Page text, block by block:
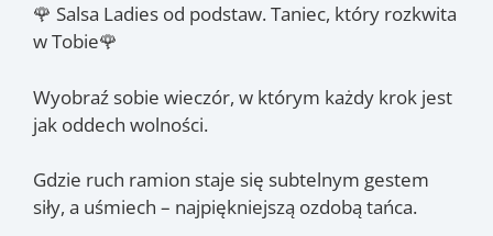
🌹 Salsa Ladies od podstaw. Taniec, który rozkwita
w Tobie🌹
Wyobraź sobie wieczór, w którym każdy krok jest
jak oddech wolności.
Gdzie ruch ramion staje się subtelnym gestem
siły, a uśmiech – najpiękniejszą ozdobą tańca.